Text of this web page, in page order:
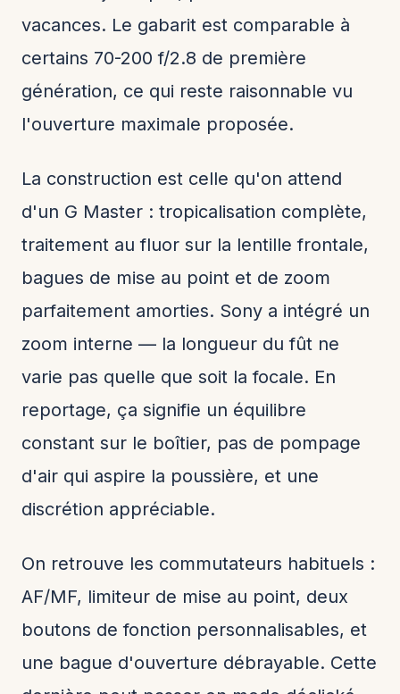
vacances. Le gabarit est comparable à
certains 70-200 f/2.8 de première
génération, ce qui reste raisonnable vu
l'ouverture maximale proposée.
La construction est celle qu'on attend
d'un G Master : tropicalisation complète,
traitement au fluor sur la lentille frontale,
bagues de mise au point et de zoom
parfaitement amorties. Sony a intégré un
zoom interne — la longueur du fût ne
varie pas quelle que soit la focale. En
reportage, ça signifie un équilibre
constant sur le boîtier, pas de pompage
d'air qui aspire la poussière, et une
discrétion appréciable.
On retrouve les commutateurs habituels :
AF/MF, limiteur de mise au point, deux
boutons de fonction personnalisables, et
une bague d'ouverture débrayable. Cette